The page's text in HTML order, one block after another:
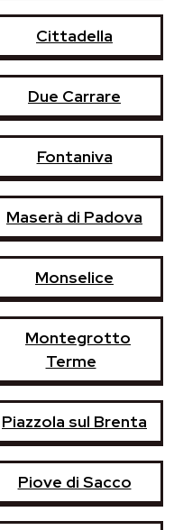
Cittadella
Due Carrare
Fontaniva
Maserà di Padova
Monselice
Montegrotto
Terme
Piazzola sul Brenta
Piove di Sacco